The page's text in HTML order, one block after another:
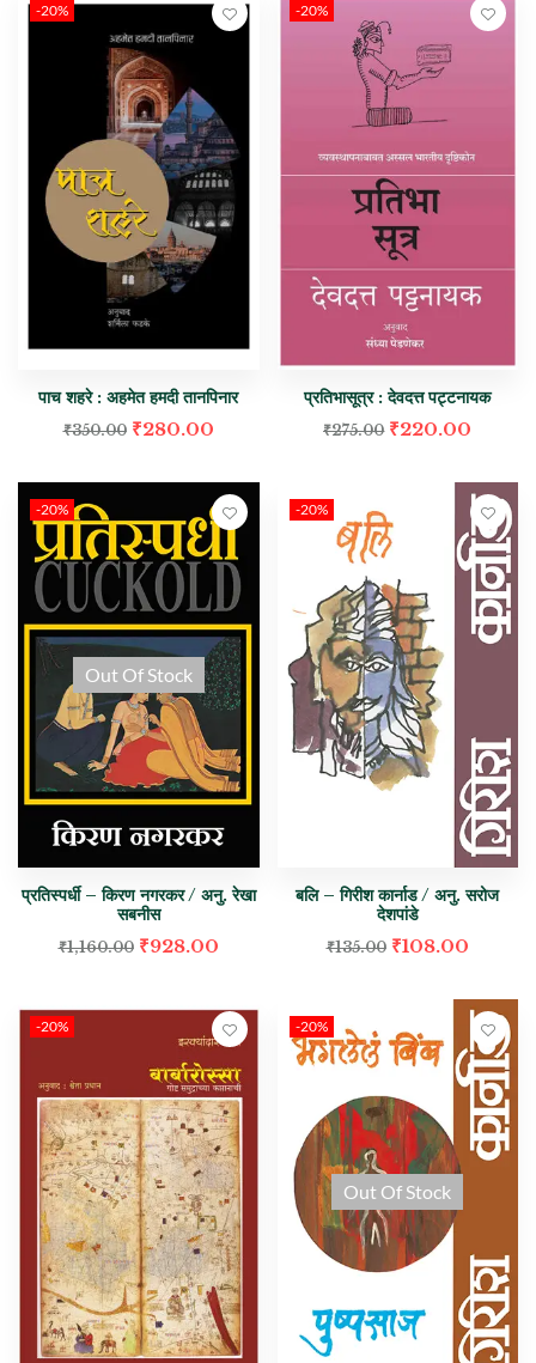
-20%
पाच शहरे : अहमेत हमदी तानपिनार
₹350.00 ₹280.00
-20%
प्रतिभासूत्र : देवदत्त पट्टनायक
₹275.00 ₹220.00
-20%
Out Of Stock
प्रतिस्पर्धी – किरण नगरकर / अनु. रेखा
सबनीस
₹1,160.00 ₹928.00
-20%
बलि – गिरीश कार्नाड / अनु. सरोज
देशपांडे
₹135.00 ₹108.00
-20% -20%
Out Of Stock